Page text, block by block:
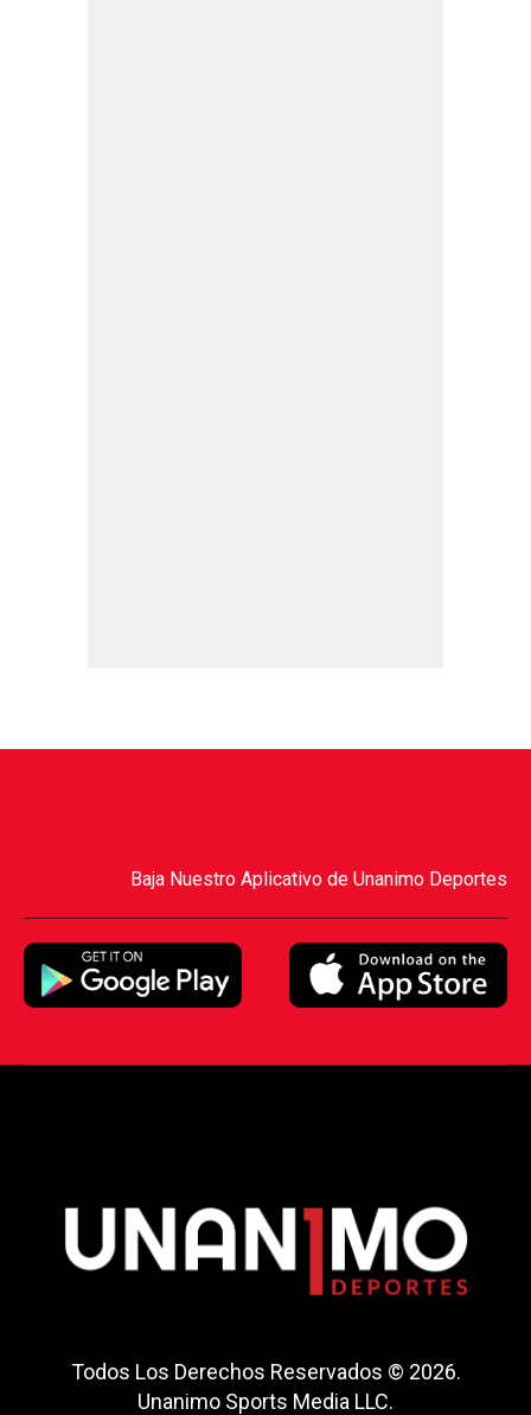
Baja Nuestro Aplicativo de Unanimo Deportes
Todos Los Derechos Reservados © 2026.
Unanimo Sports Media LLC.